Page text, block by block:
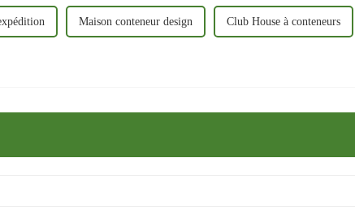
Maison conteneur design Club House à conteneurs